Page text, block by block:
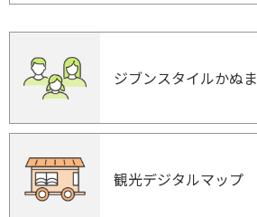
ジブンスタイルかぬま
観光デジタルマップ